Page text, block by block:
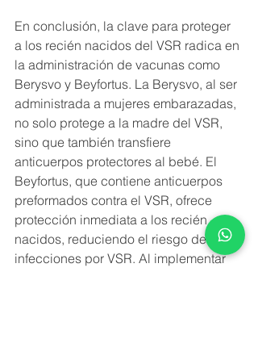
En conclusión, la clave para proteger
a los recién nacidos del VSR radica en
la administración de vacunas como
Berysvo y Beyfortus. La Berysvo, al ser
administrada a mujeres embarazadas,
no solo protege a la madre del VSR,
sino que también transfiere
anticuerpos protectores al bebé. El
Beyfortus, que contiene anticuerpos
preformados contra el VSR, ofrece
protección inmediata a los recién
nacidos, reduciendo el riesgo de
infecciones por VSR. Al implementar